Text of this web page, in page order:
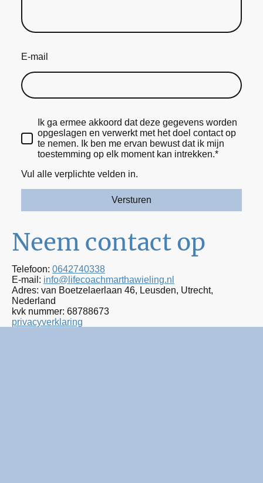
E-mail
Ik ga ermee akkoord dat deze gegevens worden
opgeslagen en verwerkt met het doel contact op
te nemen. Ik ben me ervan bewust dat ik mijn
toestemming op elk moment kan intrekken.*
Vul alle verplichte velden in.
Versturen
Neem contact op
Telefoon: 0642740338
E-mail: info@lifecoachmarthawieling.nl
Adres: van Boetzelaerlaan 46, Leusden, Utrecht,
Nederland
kvk nummer: 68788673
privacyverklaring